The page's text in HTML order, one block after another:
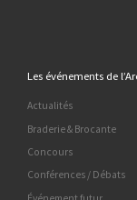
Les événements de
Actualités
Braderie & Brocante
Concours
Conférences / Débats